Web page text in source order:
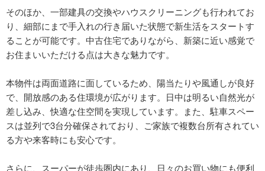
そのほか、一部建具の交換やハウスクリーニングも行われてお
り、細部にまで手入れの行き届いた状態で新生活をスタートす
ることが可能です。中古住宅でありながら、新築に近い感覚で
お住まいいただける点は大きな魅力です。
本物件は両面道路に面しているため、陽当たりや風通しが良好
で、開放感のある住環境が広がります。日中は明るい自然光が
差し込み、快適な住空間を実現しています。また、駐車スペー
スは並列で3台分確保されており、ご家族で複数台所有されてい
る方や来客時にも安心です。
さらに、スーパーが徒歩圏内にあり、日々のお買い物にも便利